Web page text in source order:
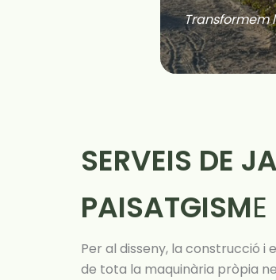
Transformem
SERVEIS DE
PAISATGISME
Per al disseny, la construcció i
de tota la maquinària pròpia